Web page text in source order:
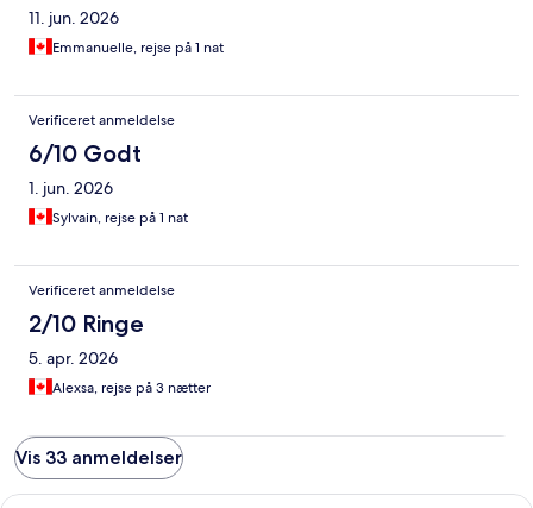
11. jun. 2026
Emmanuelle, rejse på 1 nat
Verificeret anmeldelse
6/10 Godt
1. jun. 2026
Sylvain, rejse på 1 nat
Verificeret anmeldelse
2/10 Ringe
5. apr. 2026
Alexsa, rejse på 3 nætter
Vis 33 anmeldelser